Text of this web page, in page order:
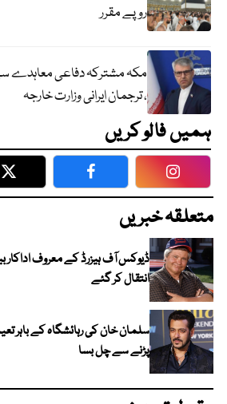
روپے مقرر
مکہ مشترکہ دفاعی معاہدے
، ترجمان ایرانی وزارت خارجہ
ہمیں فالو کریں
Twitter Facebook
متعلقہ خبریں
انتقال کر گئے
سلمان خان کی رہائشگاہ کے باہر
پڑنے سے چل بسا